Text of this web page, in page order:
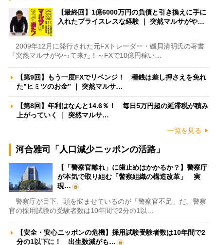
【最終回】1億6000万円の負債と引き換えに手に
入れたプライスレスな経験 ｜ 突然マルサがや…
2009年12月に発行された元FXトレーダー・磯貝清明氏の著書
『突然マルサがやって来た！～FXで10億円稼い…
【第9回】もう一度FXでリベンジ！ 種銭は差し押さえを免れ
た”ヒミツのお金” ｜ 突然マルサ…
【第8回】年利はなんと14.6％！ 毎日5万円超の延滞税が積み
上がっていく ｜ 突然マルサ…
一覧を見る
河合雅司「人口減少ニッポンの活路」
【「警察官離れ」に歯止めはかかるか？】警察庁
が本気で取り組む「警察組織の構造改革」 実
現…
警察庁が目下、頭を悩ませているのが「警察官不足」だ。警察
官の採用試験の受験者数は10年間で2分の1以…
【安全・安心ニッポンの危機】採用試験受験者数は10年間で2
分の1以下に！ 出生数減がも…